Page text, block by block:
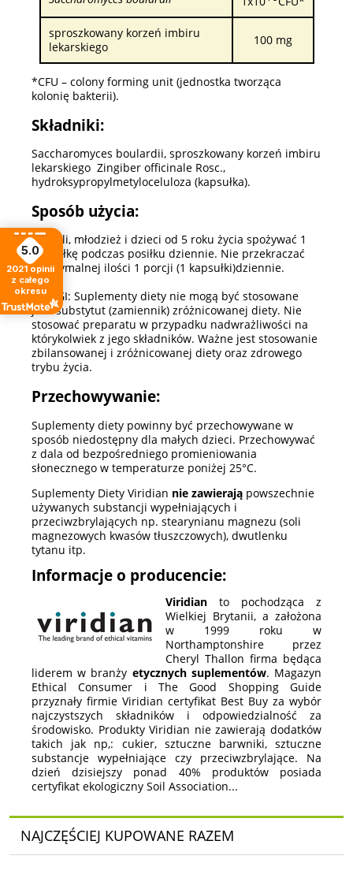
sproszkowany korzeń imbiru
lekarskiego
100 mg
*CFU – colony forming unit (jednostka tworząca
kolonię bakterii).
Składniki:
Saccharomyces boulardii, sproszkowany korzeń imbiru
lekarskiego Zingiber officinale Rosc.,
hydroksypropylmetyloceluloza (kapsułka).
Sposób użycia:
Dorośli, młodzież i dzieci od 5 roku życia spożywać 1
kapsułkę podczas posiłku dziennie. Nie przekraczać
maksymalnej ilości 1 porcji (1 kapsułki)dziennie.
UWAGI: Suplementy diety nie mogą być stosowane
jako substytut (zamiennik) zróżnicowanej diety. Nie
stosować preparatu w przypadku nadwrażliwości na
którykolwiek z jego składników. Ważne jest stosowanie
zbilansowanej i zróżnicowanej diety oraz zdrowego
trybu życia.
Przechowywanie:
Suplementy diety powinny być przechowywane w
sposób niedostępny dla małych dzieci. Przechowywać
z dala od bezpośredniego promieniowania
słonecznego w temperaturze poniżej 25°C.
Suplementy Diety Viridian nie zawierają powszechnie
używanych substancji wypełniających i
przeciwzbrylających np. stearynianu magnezu (soli
magnezowych kwasów tłuszczowych), dwutlenku
tytanu itp.
Informacje o producencie:
Viridian to pochodząca z
Wielkiej Brytanii, a założona
w 1999 roku w
Northamptonshire przez
Cheryl Thallon firma będąca
liderem w branży etycznych suplementów. Magazyn
Ethical Consumer i The Good Shopping Guide
przyznały firmie Viridian certyfikat Best Buy za wybór
najczystszych składników i odpowiedzialność za
środowisko. Produkty Viridian nie zawierają dodatków
takich jak np,: cukier, sztuczne barwniki, sztuczne
substancje wypełniające czy przeciwzbrylające. Na
dzień dzisiejszy ponad 40% produktów posiada
certyfikat ekologiczny Soil Association...
NAJCZĘŚCIEJ KUPOWANE RAZEM
5.0
2021 opinii
z całego
okresu